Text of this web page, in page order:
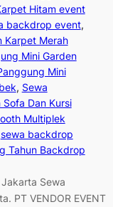
Hitam event
backdrop event
Karpet Merah
Mini Garden
Mini
, Sewa
Dan Kursi
Multiplek
sewa backdrop
Tahun Backdrop
Sewa
PT VENDOR EVENT